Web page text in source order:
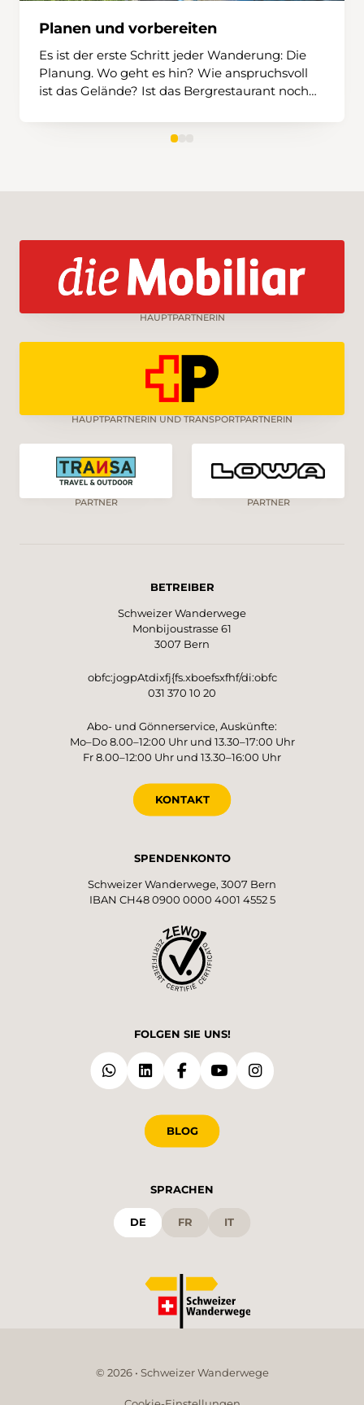
Planen und vorbereiten
Es ist der erste Schritt jeder Wanderung: Die
Planung. Wo geht es hin? Wie anspruchsvoll
ist das Gelände? Ist das Bergrestaurant noch
darf im Rucksack niemals fehlen? Und spielt
das Wetter überhaupt mit?
HAUPTPARTNERIN
HAUPTPARTNERIN UND TRANSPORTPARTNERIN
PARTNER PARTNER
BETREIBER
Schweizer Wanderwege
Monbijoustrasse 61
3007 Bern
obfc:jogpAtdixfj{fs.xboefsxfhf/di:obfc
031 370 10 20
Abo- und Gönnerservice, Auskünfte:
Mo–Do 8.00–12:00 Uhr und 13.30–17:00 Uhr
Fr 8.00–12:00 Uhr und 13.30–16:00 Uhr
KONTAKT
SPENDENKONTO
Schweizer Wanderwege, 3007 Bern
IBAN CH48 0900 0000 4001 4552 5
FOLGEN SIE UNS!
BLOG
SPRACHEN
DE FR IT
© 2026 • Schweizer Wanderwege